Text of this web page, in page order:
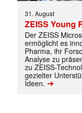
31. August
ZEISS Young
Der ZEISS
ermöglicht es
Pharma, ihr
Analyse zu
zu ZEISS-
gezielter
Ideen. ➔